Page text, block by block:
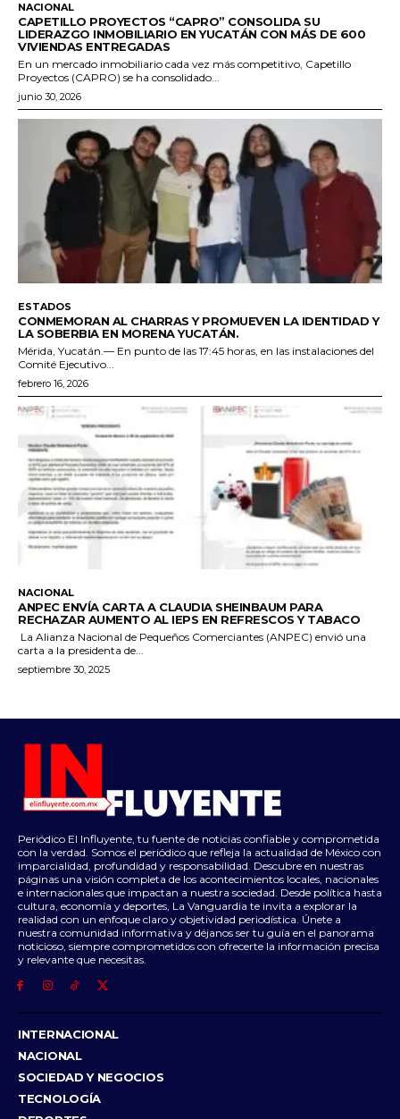
NACIONAL
CAPETILLO PROYECTOS “CAPRO” CONSOLIDA SU
LIDERAZGO INMOBILIARIO EN YUCATÁN CON MÁS DE 600
VIVIENDAS ENTREGADAS
En un mercado inmobiliario cada vez más competitivo, Capetillo
Proyectos (CAPRO) se ha consolidado...
junio 30, 2026
ESTADOS
CONMEMORAN AL CHARRAS Y PROMUEVEN LA IDENTIDAD Y
LA SOBERBIA EN MORENA YUCATÁN.
Mérida, Yucatán.— En punto de las 17:45 horas, en las instalaciones del
Comité Ejecutivo...
febrero 16, 2026
NACIONAL
ANPEC ENVÍA CARTA A CLAUDIA SHEINBAUM PARA
RECHAZAR AUMENTO AL IEPS EN REFRESCOS Y TABACO
La Alianza Nacional de Pequeños Comerciantes (ANPEC) envió una
carta a la presidenta de...
septiembre 30, 2025
Periódico El Influyente, tu fuente de noticias confiable y comprometida
con la verdad. Somos el periódico que refleja la actualidad de México con
imparcialidad, profundidad y responsabilidad. Descubre en nuestras
páginas una visión completa de los acontecimientos locales, nacionales
e internacionales que impactan a nuestra sociedad. Desde política hasta
cultura, economía y deportes, La Vanguardia te invita a explorar la
realidad con un enfoque claro y objetividad periodística. Únete a
nuestra comunidad informativa y déjanos ser tu guía en el panorama
noticioso, siempre comprometidos con ofrecerte la información precisa
y relevante que necesitas.
INTERNACIONAL
NACIONAL
SOCIEDAD Y NEGOCIOS
TECNOLOGÍA